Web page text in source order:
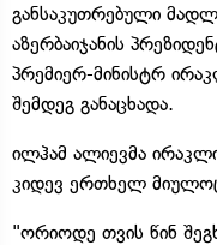
განსაკუთრებული
აზერბაიჯანის
პრემიერ-მინისტრ
შემდეგ განაცხადა.
ილჰამ ალიევმა
კიდევ ერთხელ
"ორიოდე თვის წინ